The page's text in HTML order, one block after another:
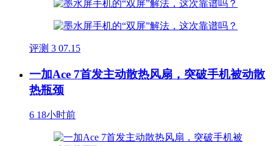
评测 3 07.15
一加Ace 7首发主动散热风扇，突破手机被动散
热瓶颈
6 18小时前